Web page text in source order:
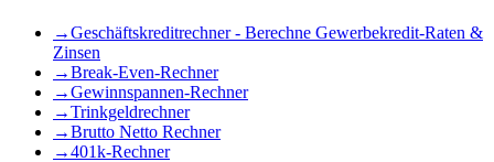
→Geschäftskreditrechner - Berechne Gewerbekredit-Raten &
Zinsen
→Break-Even-Rechner
→Gewinnspannen-Rechner
→Trinkgeldrechner
→Brutto Netto Rechner
→401k-Rechner